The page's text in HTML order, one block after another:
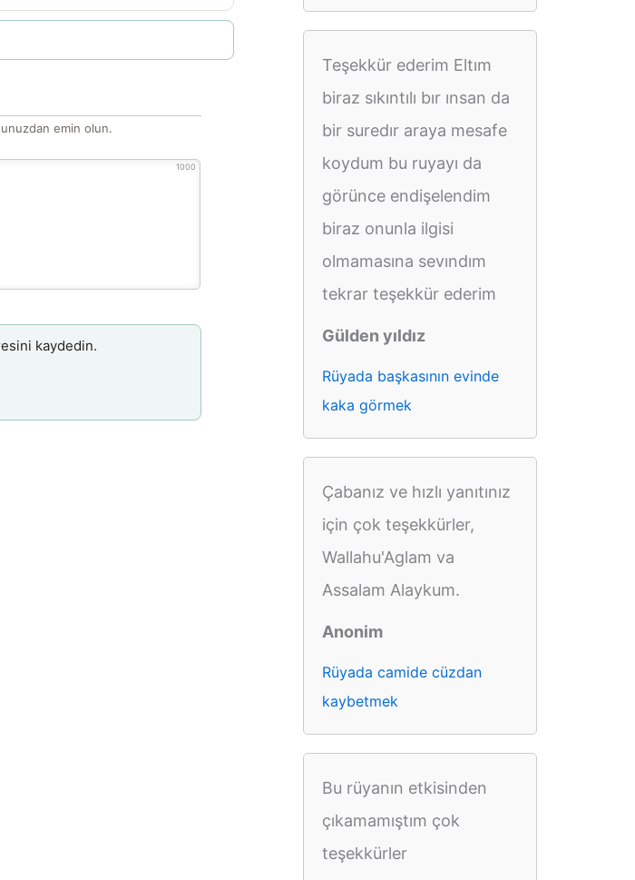
emin olun.
1000
kaydedin.
Teşekkür ederim Eltım
biraz sıkıntılı bır ınsan da
bir suredır araya mesafe
koydum bu ruyayı da
görünce endişelendim
biraz onunla ilgisi
olmamasına sevındım
tekrar teşekkür ederim
Gülden yıldız
Rüyada başkasının evinde
kaka görmek
Çabanız ve hızlı yanıtınız
için çok teşekkürler,
Wallahu'Aglam va
Assalam Alaykum.
Anonim
Rüyada camide cüzdan
kaybetmek
Bu rüyanın etkisinden
çıkamamıştım çok
teşekkürler